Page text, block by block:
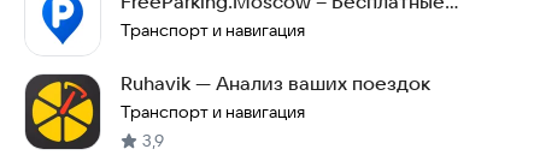
парковки Москвы
Транспорт и навигация
Ruhavik — Анализ ваших поездок
Транспорт и навигация
3,9